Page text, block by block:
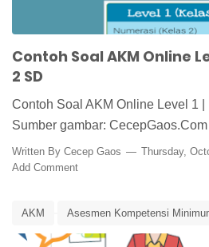
Contoh Soal AKM Online
2 SD
Contoh Soal AKM Online Level 1
Sumber gambar:
Written By Cecep Gaos
Thursday,
Add Comment
AKM Asesmen Kompetensi
Edunews Kemendikbud Pusat